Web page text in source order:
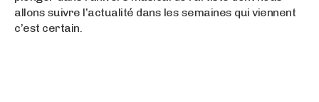
allons suivre l’actualité dans les semaines qui viennent
c’est certain.